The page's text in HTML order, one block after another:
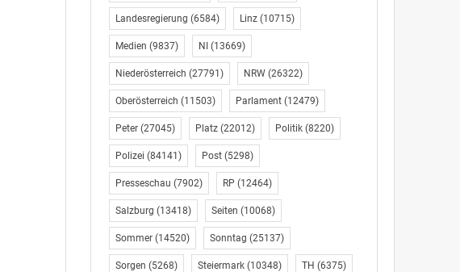
Landesregierung (6584) Linz(10715)
Medien (9837) NI (13669)
Niederösterreich (27791) NRW(26322)
Oberösterreich (11503) Parlament(12479)
Peter(27045) Platz(22012) Politik(8220)
Polizei (84141) Post(5298)
Presseschau (7902) RP (12464)
Salzburg (13418) Seiten (10068)
Sommer(14520) Sonntag (25137)
Sorgen (5268) Steiermark(10348) TH (6375)